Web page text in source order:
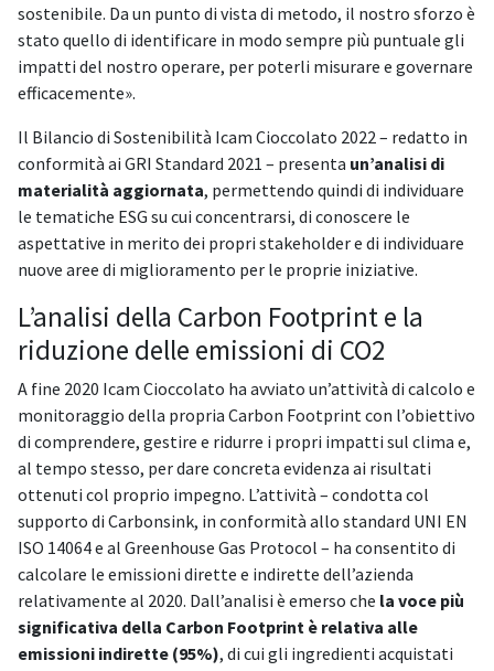
sostenibile. Da un punto di vista di metodo, il nostro sforzo è
stato quello di identificare in modo sempre più puntuale gli
impatti del nostro operare, per poterli misurare e governare
efficacemente».
Il Bilancio di Sostenibilità Icam Cioccolato 2022 – redatto in
conformità ai GRI Standard 2021 – presenta un’analisi di
materialità aggiornata, permettendo quindi di individuare
le tematiche ESG su cui concentrarsi, di conoscere le
aspettative in merito dei propri stakeholder e di individuare
nuove aree di miglioramento per le proprie iniziative.
L’analisi della Carbon Footprint e la
riduzione delle emissioni di CO2
A fine 2020 Icam Cioccolato ha avviato un’attività di calcolo e
monitoraggio della propria Carbon Footprint con l’obiettivo
di comprendere, gestire e ridurre i propri impatti sul clima e,
al tempo stesso, per dare concreta evidenza ai risultati
ottenuti col proprio impegno. L’attività – condotta col
supporto di Carbonsink, in conformità allo standard UNI EN
ISO 14064 e al Greenhouse Gas Protocol – ha consentito di
calcolare le emissioni dirette e indirette dell’azienda
relativamente al 2020. Dall’analisi è emerso che la voce più
significativa della Carbon Footprint è relativa alle
emissioni indirette (95%), di cui gli ingredienti acquistati